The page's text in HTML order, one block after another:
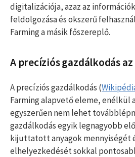
digitalizációja, azaz az
feldolgozása és okszerű
Farming a másik főszereplő.
A precíziós gazdálkodás az
A precíziós gazdálkodás (
Farming alapvető eleme, enélkül
egyszerűen nem lehet
gazdálkodás egyik legnagyobb
kijuttatott anyagok mennyiségét
elhelyezkedését sokkal